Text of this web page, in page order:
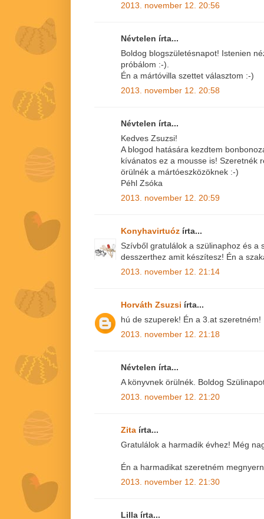
2013. november 12. 20:56
Névtelen írta...
Boldog blogszületésnapot! Istenien
próbálom :-).
Én a mártóvilla szettet választom :-)
2013. november 12. 20:58
Névtelen írta...
Kedves Zsuzsi!
A blogod hatására kezdtem
kívánatos ez a mousse is! Szeretnék
örülnék a mártóeszközöknek :-)
Péhl Zsóka
2013. november 12. 20:59
Konyhavirtuóz írta...
Szívből gratulálok a szülinaphoz és a
desszerthez amit készítesz! Én a
2013. november 12. 21:14
Horváth Zsuzsi írta...
hú de szuperek! Én a 3.at szeretném!
2013. november 12. 21:18
Névtelen írta...
A könyvnek örülnék. Boldog
2013. november 12. 21:20
Zita írta...
Gratulálok a harmadik évhez! Még
Én a harmadikat szeretném
2013. november 12. 21:30
Lilla írta...